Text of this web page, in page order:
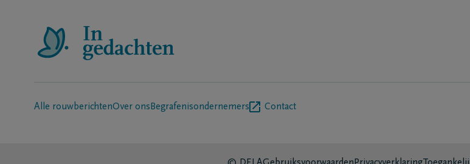
Alle rouwberichtenOver ons Begrafenisondernemers Contact